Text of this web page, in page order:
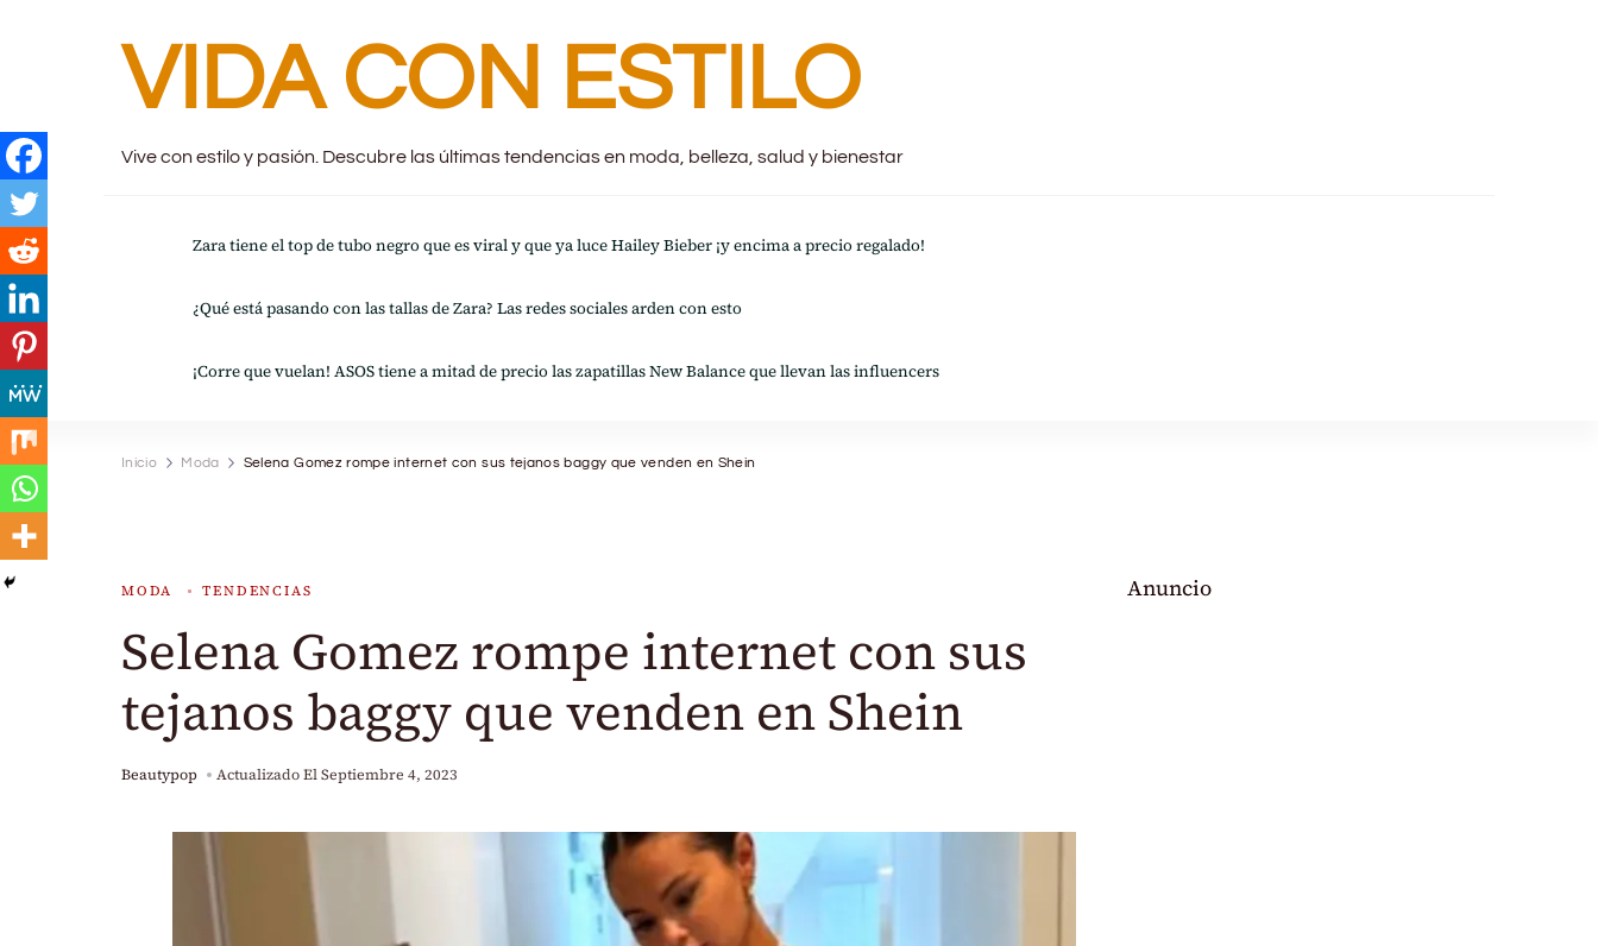
VIDA CON ESTILO
Vive con estilo y pasión. Descubre las últimas tendencias en moda, belleza, salud y bienestar
Zara tiene el top de tubo negro que es viral y que ya luce Hailey Bieber ¡y encima a precio regalado!
¿Qué está pasando con las tallas de Zara? Las redes sociales arden con esto
¡Corre que vuelan! ASOS tiene a mitad de precio las zapatillas New Balance que llevan las influencers
Inicio Moda Selena Gomez rompe internet con sus tejanos baggy que venden en Shein
MODA TENDENCIAS
Selena Gomez rompe internet con sus
tejanos baggy que venden en Shein
Beautypop Actualizado ElSeptiembre 4, 2023
Anuncio